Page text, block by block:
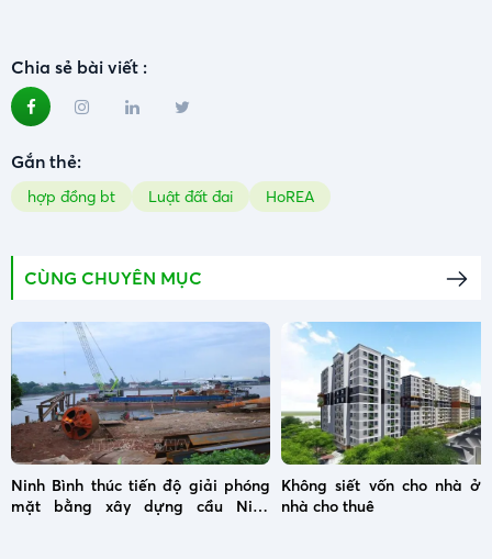
Chia sẻ bài viết :
Gắn thẻ:
hợp đồng bt Luật đất đai HoREA
CÙNG CHUYÊN MỤC
Ninh Bình thúc tiến độ giải phóng
mặt bằng xây dựng cầu Ninh
Không siết vốn cho nhà ở
nhà cho thuê